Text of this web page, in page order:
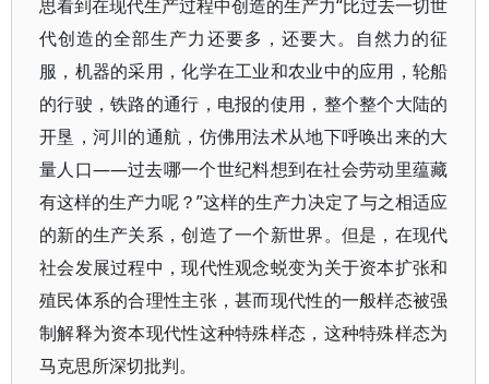
思看到在现代生产过程中创造的生产力“比过去一切世
代创造的全部生产力还要多，还要大。自然力的征
服，机器的采用，化学在工业和农业中的应用，轮船
的行驶，铁路的通行，电报的使用，整个整个大陆的
开垦，河川的通航，仿佛用法术从地下呼唤出来的大
量人口——过去哪一个世纪料想到在社会劳动里蕴藏
有这样的生产力呢？”这样的生产力决定了与之相适应
的新的生产关系，创造了一个新世界。但是，在现代
社会发展过程中，现代性观念蜕变为关于资本扩张和
殖民体系的合理性主张，甚而现代性的一般样态被强
制解释为资本现代性这种特殊样态，这种特殊样态为
马克思所深切批判。